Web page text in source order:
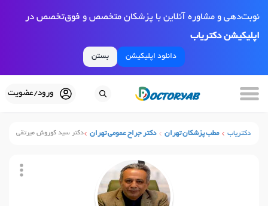
نوبت‌دهی و مشاوره آنلاین با پزشکان متخصص و فوق‌تخصص در
اپلیکیشن دکتریاب
دانلود اپلیکیشن بستن
ورود/عضویت
دکتریاب مطب پزشکان تهران دکتر جراح عمومی تهران دکتر سید کوروش میرتقی